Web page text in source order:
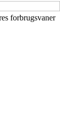
forbrugsvaner